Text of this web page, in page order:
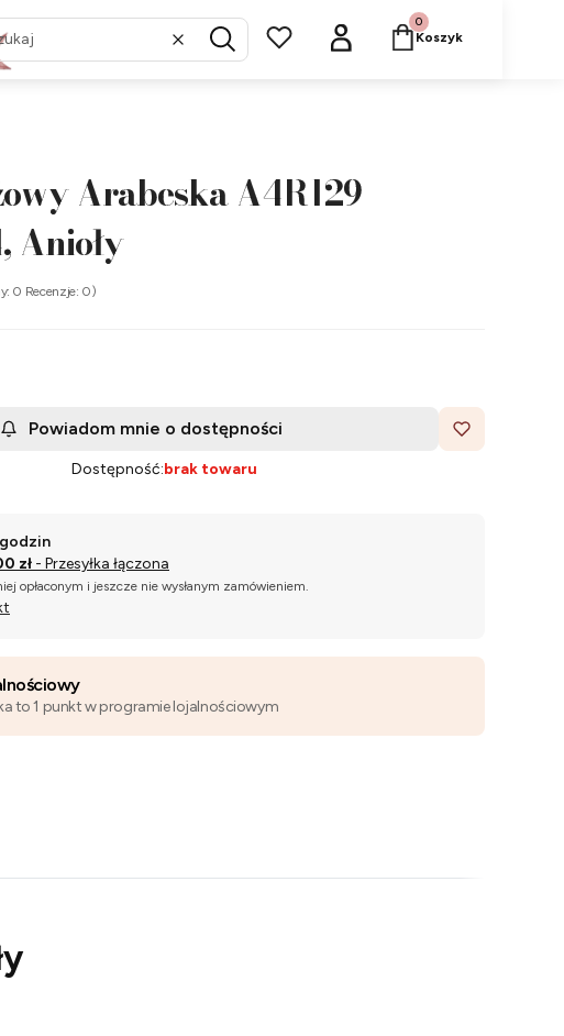
WyczyśćSzukaj
Produkty w koszyku:
Koszyk
Arabeska A4R129 -
Anioły
0 Recenzje: 0)
Powiadom mnie o dostępności
Dostępność:brak towaru
zł - Przesyłka łączona
opłaconym i jeszcze nie wysłanym zamówieniem.
to 1 punkt w programie lojalnościowym